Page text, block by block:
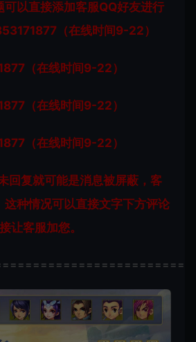
可以直接添加客服QQ好友进行
（在线时间9-22）
（在线时间9-22）
（在线时间9-22）
（在线时间9-22）
回复就可能是消息被屏蔽，客
这种情况可以直接文字下方评论
让客服加您。